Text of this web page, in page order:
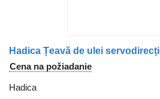
Cena na požiadanie
Hadica